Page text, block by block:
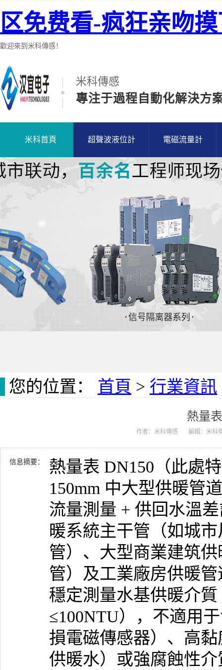
区免费看-疯狂亲吻
歡迎來到米科傳感！
米科傳感
專注于過程自動化解決方
米科首頁 超聲波液位計 電磁流量計
您的位置： 首頁 > 行業資訊
熱量
作者：米科傳感 編輯：米科
信息摘要：
熱量表 DN150（此處
150mm 中大型供暖管
流量測量 + 供回水溫
暖系統主干管（如城
管）、大型商業建筑
管）及工業廠房供暖
穩定測量水基供暖介
≤100NTU），不適用
損電磁傳感器）、高
供暖水）或強腐蝕性